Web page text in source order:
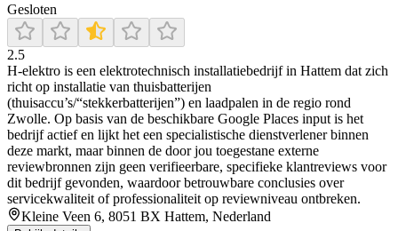
Gesloten
2.5
H-elektro is een elektrotechnisch installatiebedrijf in Hattem dat zich
richt op installatie van thuisbatterijen
(thuisaccu’s/“stekkerbatterijen”) en laadpalen in de regio rond
Zwolle. Op basis van de beschikbare Google Places input is het
bedrijf actief en lijkt het een specialistische dienstverlener binnen
deze markt, maar binnen de door jou toegestane externe
reviewbronnen zijn geen verifieerbare, specifieke klantreviews voor
dit bedrijf gevonden, waardoor betrouwbare conclusies over
servicekwaliteit of professionaliteit op reviewniveau ontbreken.
Kleine Veen 6, 8051 BX Hattem, Nederland